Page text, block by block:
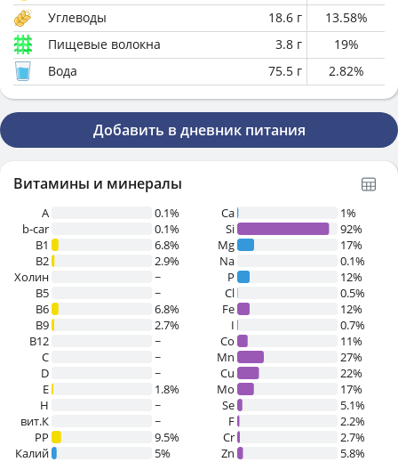
Углеводы
18.6 г 13.58%
Пищевые волокна
3.8 г 19%
Вода
75.5 г 2.82%
Добавить в дневник питания
Витамины и минералы
A
0.1%
b-car
0.1%
В1
6.8%
B2
2.9%
Холин
~
B5
~
B6
6.8%
B9
2.7%
B12
~
C
~
D
~
E
1.8%
H
~
вит.К
~
PP
9.5%
Калий
5%
Ca
1%
Si
92%
Mg
17%
Na
0.1%
P
12%
Cl
0.5%
Fe
12%
I
0.7%
Co
11%
Mn
27%
Cu
22%
Mo
17%
Se
5.1%
F
2.2%
Cr
2.7%
Zn
5.8%